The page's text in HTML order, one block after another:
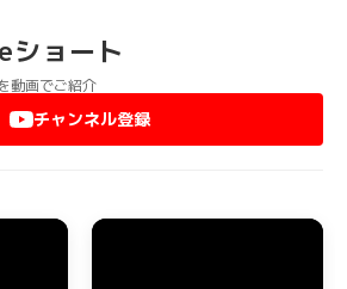
重いものでも、すべて弊社スタッフが運
マンションで階段から降ろせないような
からクレーン車等を使って降ろします。
ないマンションで運び出しが困難でも、
のでご安心ください。
ショート
動画でご紹介
チャンネル登録